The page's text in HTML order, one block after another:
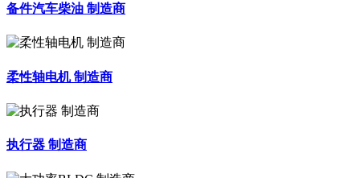
备件汽车柴油 制造商
柔性轴电机 制造商
执行器 制造商